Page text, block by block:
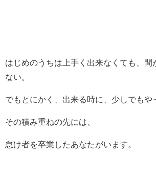
はじめのうちは上手く出来なくても、間
ない。
でもとにかく、出来る時に、少しでもや
その積み重ねの先には、
怠け者を卒業したあなたがいます。